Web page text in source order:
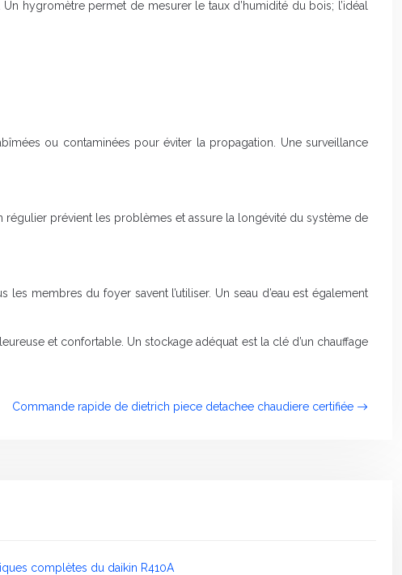
hygromètre permet de mesurer le taux d’humidité du bois; l’idéal
ou contaminées pour éviter la propagation. Une surveillance
régulier prévient les problèmes et assure la longévité du système de
membres du foyer savent l’utiliser. Un seau d’eau est également
et confortable. Un stockage adéquat est la clé d’un chauffage
Commande rapide de dietrich piece detachee chaudiere certifiée
complètes du daikin R410A